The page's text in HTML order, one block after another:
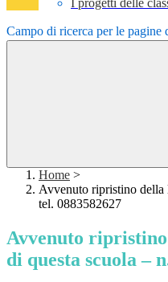
I progetti delle
Campo di ricerca per le pagine
Home >
Avvenuto ripristino della
tel. 0883582627
Avvenuto
di questa scuola –